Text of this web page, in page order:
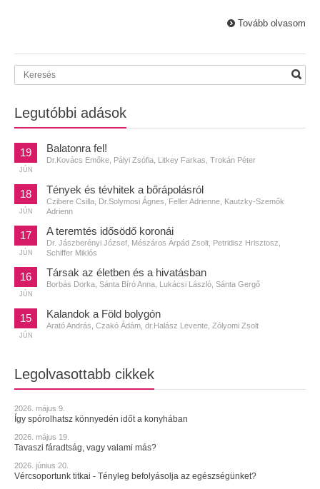
Tovább olvasom
Legutóbbi adások
19
JÚN
Balatonra fel!
Dr.Kovács Emőke, Pályi Zsófia, Litkey Farkas, Trokán Péter
18
JÚN
Tények és tévhitek a bőrápolásról
Czibere Csilla, Dr.Solymosi Ágnes, Feller Adrienne, Kautzky-Szemők
Adrienn
17
JÚN
A teremtés idősödő koronái
Dr. Jászberényi József, Mészáros Árpád Zsolt, Petridisz Hrisztosz,
Schiffer Miklós
16
JÚN
Társak az életben és a hivatásban
Borbás Dorka, Sánta Bíró Anna, Lukácsi László, Sánta Gergő
15
JÚN
Kalandok a Föld bolygón
Arató András, Czakó Ádám, dr.Halász Levente, Zólyomi Zsolt
Legolvasottabb cikkek
2026. május 9.
Így spórolhatsz könnyedén időt a konyhában
2026. május 19.
Tavaszi fáradtság, vagy valami más?
2026. június 20.
Vércsoportunk titkai - Tényleg befolyásolja az egészségünket?